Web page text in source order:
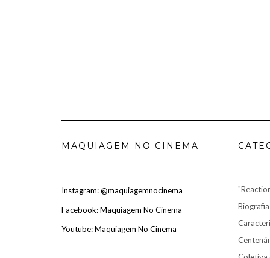
MAQUIAGEM NO CINEMA
Instagram: @maquiagemnocinema
Facebook: Maquiagem No Cinema
Youtube: Maquiagem No Cinema